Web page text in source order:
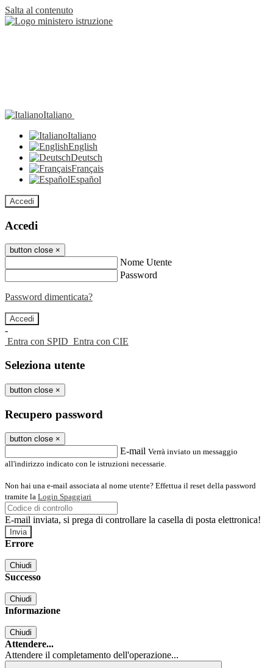
Salta al contenuto
Italiano
Italiano
English
Deutsch
Français
Español
Accedi
Accedi
button close ×
Nome Utente
Password
Password dimenticata?
-
Entra con SPID Entra con CIE
Seleziona utente
button close ×
Recupero password
button close ×
E-mail Verrà inviato un messaggio
all'indirizzo indicato con le istruzioni necessarie.
Non hai una e-mail associata al nome utente? Effettua il reset della password
tramite la Login Spaggiari
E-mail inviata, si prega di controllare la casella di posta elettronica!
Errore
Chiudi
Successo
Chiudi
Informazione
Chiudi
Attendere...
Attendere il completamento dell'operazione...